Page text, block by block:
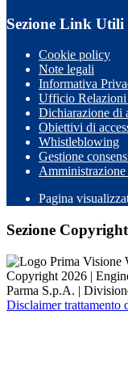
Sezione Link Utili
Cookie policy
Note legali
Informativa
Ufficio
Dichiarazione di
Obiettivi di
Whistleblowing
Gestione
Amministrazione
Pagina
Sezione Copyright
Copyright 2026 |
Parma S.p.A. |
Disclaimer trattamento